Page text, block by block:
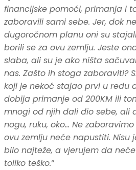
financijske pomoći, primanja i
zaboravili sami sebe. Jer, dok
dugoročnom planu oni su
borili se za ovu zemlju. Jeste
slaba, ali su je ako ništa
nas. Zašto ih stoga zaboraviti?
koji je nekoć stajao prvi u redu
dobija primanje od 200KM ili
mnogi od njih dali dio sebe, ali
nogu, ruku, oko… Ne
ovu zemlju neće napustiti. Nisu
bilo najteže, a vjerujem da
toliko teško.“